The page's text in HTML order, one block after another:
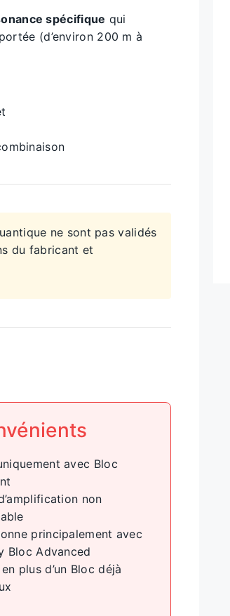
spécifique qui
(d’environ 200 m à
ne sont pas validés
du fabricant et
avec Bloc
non
principalement avec
Bloc Advanced
plus d’un Bloc déjà